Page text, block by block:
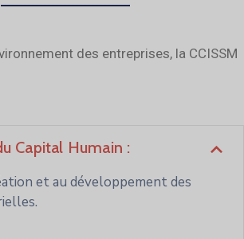
des entreprises, la CCISSM
Capital Humain :
et au développement des